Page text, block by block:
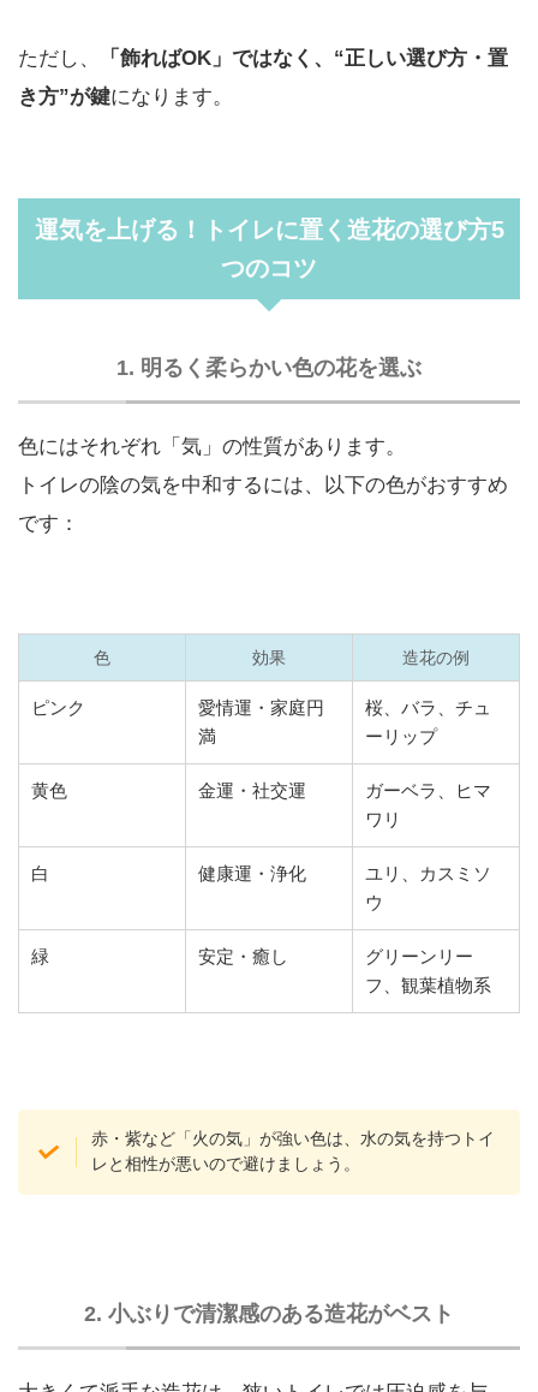
ただし、
「飾ればOK」ではなく、“正しい選び方・置
き方”が鍵になります。
運気を上げる！トイレに置く造花の選び方5
つのコツ
1. 明るく柔らかい色の花を選ぶ
色にはそれぞれ「気」の性質があります。
トイレの陰の気を中和するには、以下の色がおすすめ
です：
色 効果 造花の例
ピンク
愛情運・家庭円
満
桜、バラ、チュ
ーリップ
黄色 金運・社交運
ガーベラ、ヒマ
ワリ
白 健康運・浄化
ユリ、カスミソ
ウ
緑 安定・癒し
グリーンリー
フ、観葉植物系
赤・紫など「火の気」が強い色は、水の気を持つトイ
レと相性が悪いので避けましょう。
2. 小ぶりで清潔感のある造花がベスト